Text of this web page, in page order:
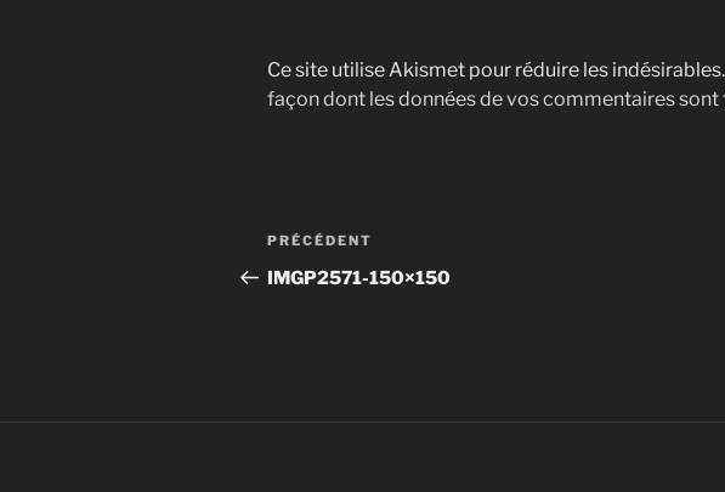
Ce site utilise Akismet pour réduire les indésirables.
façon dont les données de vos commentaires sont
Navigation
de
Article
précédent
PRÉCÉDENT
IMGP2571-150×150